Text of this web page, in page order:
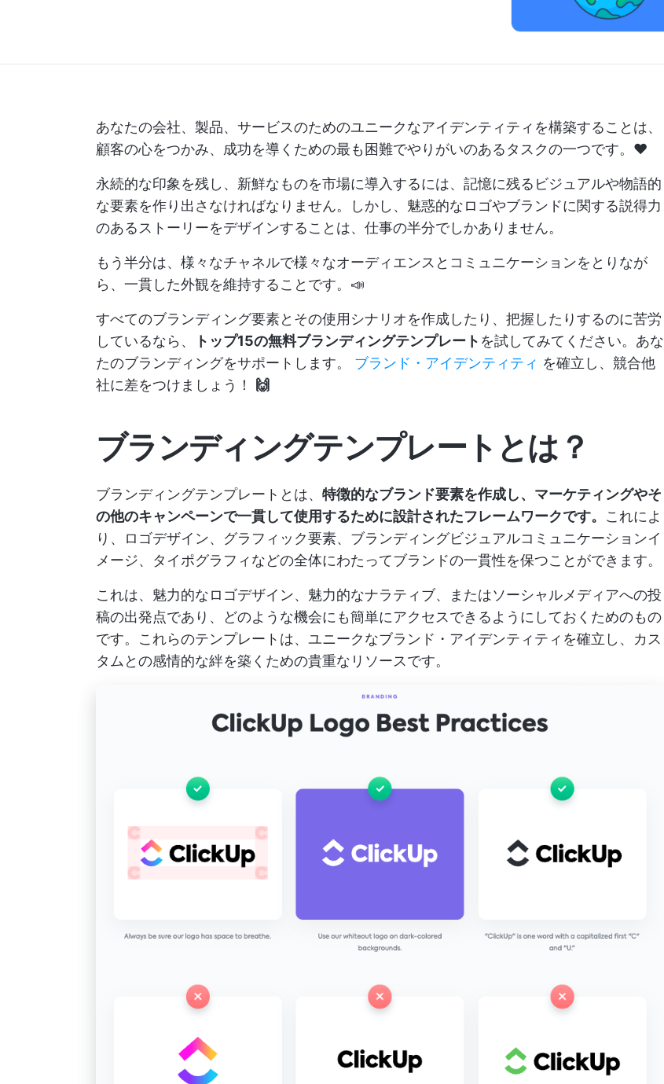
あなたの会社、製品、サービスのためのユニークなアイデンティティを構築することは、
顧客の心をつかみ、成功を導くための最も困難でやりがいのあるタスクの一つです。♥️
永続的な印象を残し、新鮮なものを市場に導入するには、記憶に残るビジュアルや物語的
な要素を作り出さなければなりません。しかし、魅惑的なロゴやブランドに関する説得力
のあるストーリーをデザインすることは、仕事の半分でしかありません。
もう半分は、様々なチャネルで様々なオーディエンスとコミュニケーションをとりなが
ら、一貫した外観を維持することです。📣
すべてのブランディング要素とその使用シナリオを作成したり、把握したりするのに苦労
しているなら、
トップ15の無料ブランディングテンプレート を試してみてください。あな
たのブランディングをサポートします。 ブランド・アイデンティティ を確立し、競合他
社に差をつけましょう！
🙌
ブランディングテンプレートとは？
ブランディングテンプレートとは、 特徴的なブランド要素を作成し、マーケティングやそ
の他のキャンペーンで一貫して使用するために設計されたフレームワークです。 これによ
り、ロゴデザイン、グラフィック要素、ブランディングビジュアルコミュニケーションイ
メージ、タイポグラフィなどの全体にわたってブランドの一貫性を保つことができます。
これは、魅力的なロゴデザイン、魅力的なナラティブ、またはソーシャルメディアへの投
稿の出発点であり、どのような機会にも簡単にアクセスできるようにしておくためのもの
です。これらのテンプレートは、ユニークなブランド・アイデンティティを確立し、カス
タムとの感情的な絆を築くための貴重なリソースです。